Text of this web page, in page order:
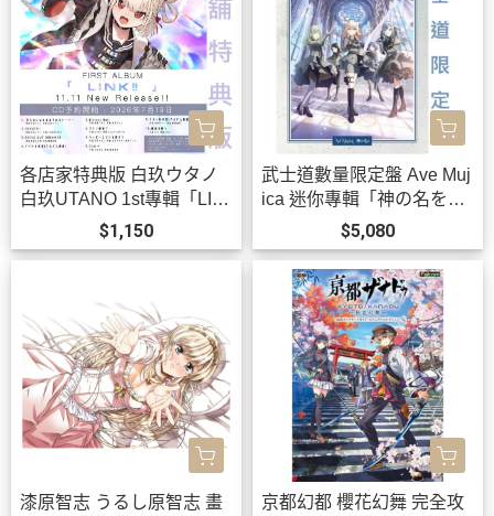
各店家特典版 白玖ウタノ
白玖UTANO 1st專輯「LIN
K!!」*11/11發售!
$1,150
武士道數量限定盤 Ave Muj
ica 迷你專輯「神の名を」
BanG Dream! *10/21發售!
$5,080
漆原智志 うるし原智志 畫
京都幻都 櫻花幻舞 完全攻